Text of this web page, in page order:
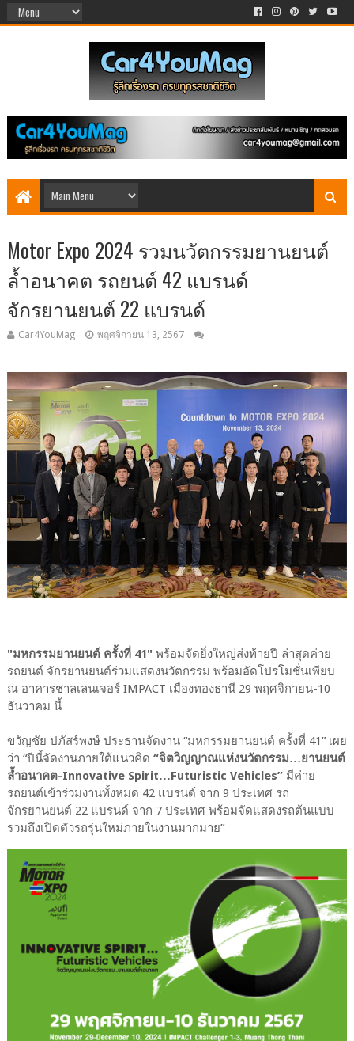
Motor Expo 2024 รวมนวัตกรรมยานยนต์
ล้ำอนาคต รถยนต์ 42 แบรนด์
จักรยานยนต์ 22 แบรนด์
Car4YouMag พฤศจิกายน 13, 2567
"มหกรรมยานยนต์ ครั้งที่ 41" พร้อมจัดยิ่งใหญ่ส่งท้ายปี ล่าสุดค่าย
รถยนต์ จักรยานยนต์ร่วมแสดงนวัตกรรม พร้อมอัดโปรโมชั่นเพียบ
ณ อาคารชาลเลนเจอร์ IMPACT เมืองทองธานี 29 พฤศจิกายน-10
ธันวาคม นี้
ขวัญชัย ปภัสร์พงษ์ ประธานจัดงาน “มหกรรมยานยนต์ ครั้งที่ 41” เผย
ว่า “ปีนี้จัดงานภายใต้แนวคิด “จิตวิญญาณแห่งนวัตกรรม…ยานยนต์
ล้ำอนาคต-Innovative Spirit…Futuristic Vehicles”มีค่าย
รถยนต์เข้าร่วมงานทั้งหมด 42 แบรนด์ จาก 9 ประเทศ รถ
จักรยานยนต์ 22 แบรนด์ จาก 7 ประเทศ พร้อมจัดแสดงรถต้นแบบ
รวมถึงเปิดตัวรถรุ่นใหม่ภายในงานมากมาย”